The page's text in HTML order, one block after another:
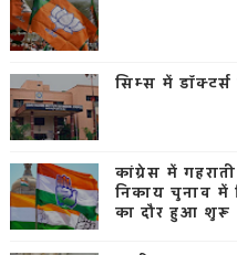
सिम्स में
कांग्रेस में
निकाय चुनाव में
का दौर हुआ शुरू